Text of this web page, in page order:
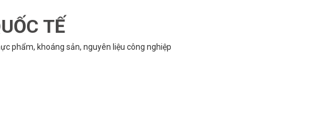
TẾ
phẩm, khoáng sản, nguyên liệu công nghiệp